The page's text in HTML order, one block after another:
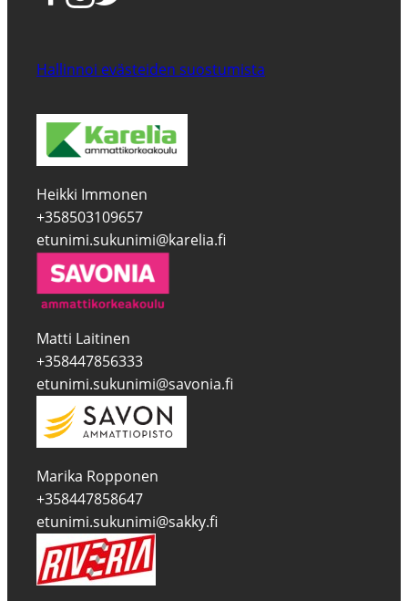
Hallinnoi evästeiden suostumista
Heikki Immonen
+358503109657
etunimi.sukunimi@karelia.fi
Matti Laitinen
+358447856333
etunimi.sukunimi@savonia.fi
Marika Ropponen
+358447858647
etunimi.sukunimi@sakky.fi